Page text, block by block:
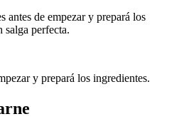
antes de empezar y prepará los
salga perfecta.
y prepará los ingredientes.